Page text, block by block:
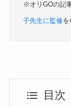
※オリGOの記
子先生に監修を
目次